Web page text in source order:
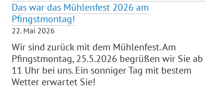
Das war das Mühlenfest 2026 am
Pfingstmontag!
22. Mai 2026
Wir sind zurück mit dem Mühlenfest. Am
Pfingstmontag, 25.5.2026 begrüßen wir Sie ab
11 Uhr bei uns. Ein sonniger Tag mit bestem
Wetter erwartet Sie!